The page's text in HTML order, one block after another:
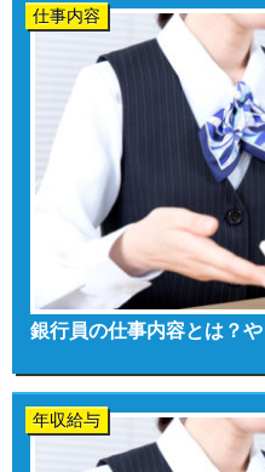
仕事内容
銀行員の仕事内容とは？
年収給与